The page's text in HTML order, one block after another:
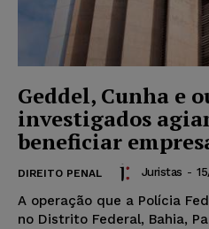
Geddel, Cunha e
investigados
beneficiar
DIREITO PENAL Juristas -
A operação que a Polícia
no Distrito Federal, Bahia,